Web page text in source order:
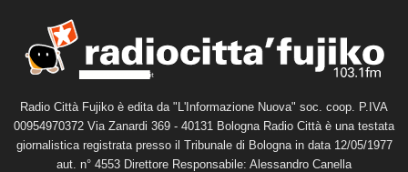
Radio Città Fujiko è edita da "L'Informazione Nuova" soc. coop. P.IVA
00954970372 Via Zanardi 369 - 40131 Bologna Radio Città è una testata
giornalistica registrata presso il Tribunale di Bologna in data 12/05/1977
aut. n° 4553 Direttore Responsabile: Alessandro Canella